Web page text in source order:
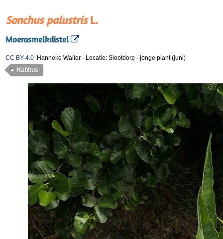
Sonchus palustrisL.
Moerasmelkdistel
CC BY 4.0 Hanneke Waller - Locatie: Slootdorp - jonge plant (juni)
Habitus